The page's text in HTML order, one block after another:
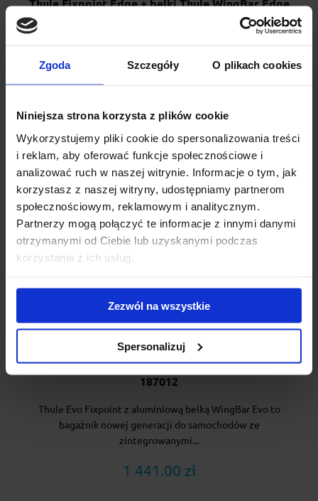
Zgoda Szczegóły O plikach cookies
Niniejsza strona korzysta z plików cookie
Wykorzystujemy pliki cookie do spersonalizowania treści
i reklam, aby oferować funkcje społecznościowe i
analizować ruch w naszej witrynie. Informacje o tym, jak
korzystasz z naszej witryny, udostępniamy partnerom
społecznościowym, reklamowym i analitycznym.
Partnerzy mogą połączyć te informacje z innymi danymi
otrzymanymi od Ciebie lub uzyskanymi podczas
korzystania z ich usług.
Zezwól na wszystkie
Spersonalizuj
Thule Fixpoint Edge + belki Thule WingBar Edge
bagażnik nowej generacji do samochodów z fabrycznymi pu...
Bagażnik dachowy Thule Evo Fixpoint - stopy Thule
Evo Fixpoint + belki WingBar Evo Black 135 + kit
187012
Thule Evo Fixpoint z aluminiową belką WingBar Evo to
bagażnik nowej generacji do samochodów ze
zintegrowanymi...
1 441.00 zł